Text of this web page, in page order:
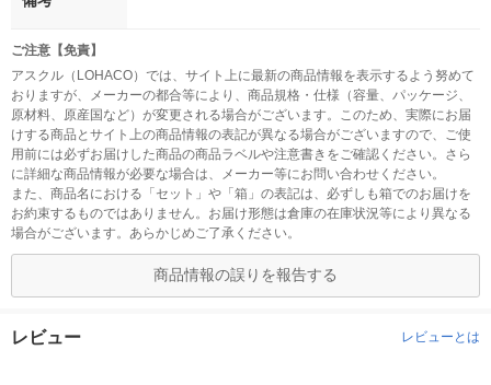
ご注意【免責】
アスクル（LOHACO）では、サイト上に最新の商品情報を表示するよう努めて
おりますが、メーカーの都合等により、商品規格・仕様（容量、パッケージ、
原材料、原産国など）が変更される場合がございます。このため、実際にお届
けする商品とサイト上の商品情報の表記が異なる場合がございますので、ご使
用前には必ずお届けした商品の商品ラベルや注意書きをご確認ください。さら
に詳細な商品情報が必要な場合は、メーカー等にお問い合わせください。
また、商品名における「セット」や「箱」の表記は、必ずしも箱でのお届けを
お約束するものではありません。お届け形態は倉庫の在庫状況等により異なる
場合がございます。あらかじめご了承ください。
商品情報の誤りを報告する
レビュー レビューとは